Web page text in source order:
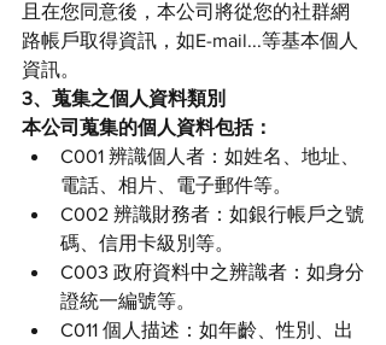
且在您同意後，本公司將從您的社群網
路帳戶取得資訊，如E-mail...等基本個人
資訊。
3、蒐集之個人資料類別
本公司蒐集的個人資料包括：
C001 辨識個人者：如姓名、地址、
電話、相片、電子郵件等。
C002 辨識財務者：如銀行帳戶之號
碼、信用卡級別等。
C003 政府資料中之辨識者：如身分
證統一編號等。
C011 個人描述：如年齡、性別、出